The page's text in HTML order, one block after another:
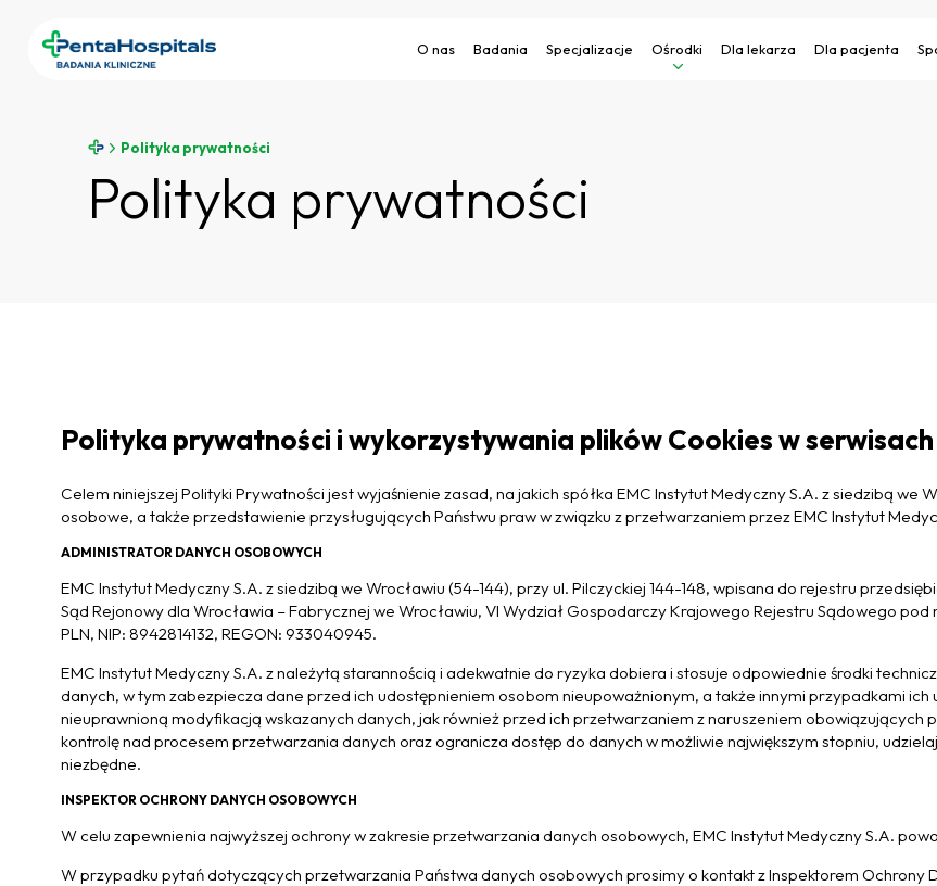
O nas Badania Specjalizacje Ośrodki Dla lekarza Dla pacjenta
Polityka prywatności
Polityka prywatności
Polityka prywatności i wykorzystywania plików Cookies w
Celem niniejszej Polityki Prywatności jest wyjaśnienie zasad, na jakich spółka EMC Instytut Medyczny S.A. z siedzibą we
osobowe, a także przedstawienie przysługujących Państwu praw w związku z przetwarzaniem przez EMC Instytut
ADMINISTRATOR DANYCH OSOBOWYCH
EMC Instytut Medyczny S.A. z siedzibą we Wrocławiu (54-144), przy ul. Pilczyckiej 144-148, wpisana do rejestru
Sąd Rejonowy dla Wrocławia – Fabrycznej we Wrocławiu, VI Wydział Gospodarczy Krajowego Rejestru Sądowego
PLN, NIP: 8942814132, REGON: 933040945.
EMC Instytut Medyczny S.A. z należytą starannością i adekwatnie do ryzyka dobiera i stosuje odpowiednie środki
danych, w tym zabezpiecza dane przed ich udostępnieniem osobom nieupoważnionym, a także innymi przypadkami
nieuprawnioną modyfikacją wskazanych danych, jak również przed ich przetwarzaniem z naruszeniem obowiązujących
kontrolę nad procesem przetwarzania danych oraz ogranicza dostęp do danych w możliwie największym stopniu,
niezbędne.
INSPEKTOR OCHRONY DANYCH OSOBOWYCH
W celu zapewnienia najwyższej ochrony w zakresie przetwarzania danych osobowych, EMC Instytut Medyczny S.A.
W przypadku pytań dotyczących przetwarzania Państwa danych osobowych prosimy o kontakt z Inspektorem Ochrony